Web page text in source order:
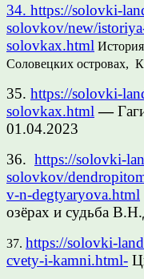
34. https://solovki-
solovkov/new/
solovkax.html
Соловецких островах,
35. https://solovki-
solovkax.html —
01.04.2023
36. https://solovki-
solovkov/
v-n-degtyaryova.html
озёрах и судьба
37. https://solovki-
cvety-i-kamni.html-